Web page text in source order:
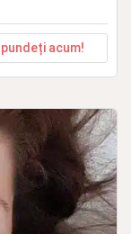
acum!